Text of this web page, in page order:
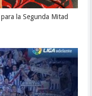
la Segunda Mitad